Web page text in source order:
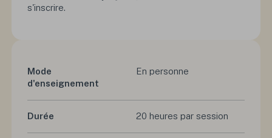
s'inscrire.
Mode
d'enseignement
En personne
Durée 20 heures par session